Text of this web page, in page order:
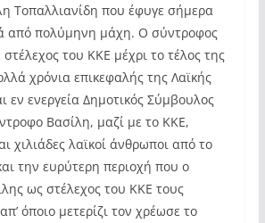
Τοπαλλιανίδη που έφυγε σήμερα
από πολύμηνη μάχη. Ο σύντροφος
του ΚΚΕ μέχρι το τέλος της
χρόνια επικεφαλής της Λαϊκής
εν ενεργεία Δημοτικός Σύμβουλος
Βασίλη, μαζί με το ΚΚΕ,
χιλιάδες λαϊκοί άνθρωποι από το
την ευρύτερη περιοχή που ο
ως στέλεχος του ΚΚΕ τους
όποιο μετερίζι τον χρέωσε το